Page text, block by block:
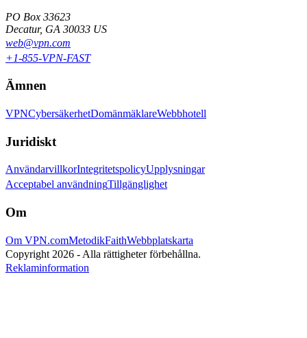
PO Box 33623
Decatur, GA 30033 US
web@vpn.com
+1-855-VPN-FAST
Ämnen
VPNCybersäkerhetDomänmäklareWebbhotell
Juridiskt
AnvändarvillkorIntegritetspolicyUpplysningar
Acceptabel användningTillgänglighet
Om
Om VPN.comMetodikFaithWebbplatskarta
Copyright 2026 - Alla rättigheter förbehållna.
Reklaminformation